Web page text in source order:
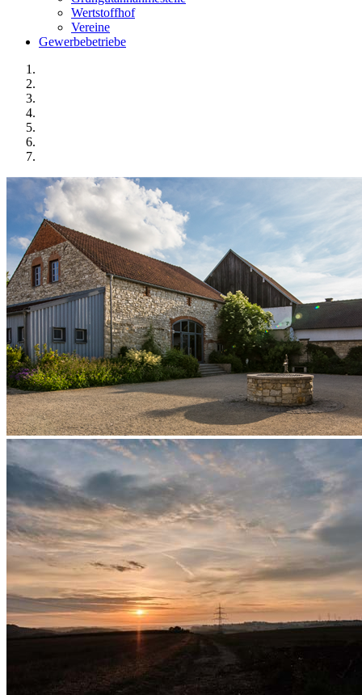
Wertstoffhof
Vereine
Gewerbebetriebe